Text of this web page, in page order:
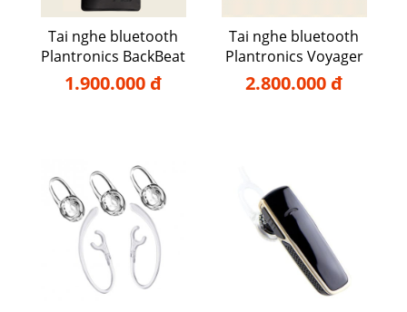
Tai nghe bluetooth
Plantronics BackBeat
FIT 350
1.900.000 đ
Tai nghe bluetooth
Plantronics Voyager
5220
2.800.000 đ